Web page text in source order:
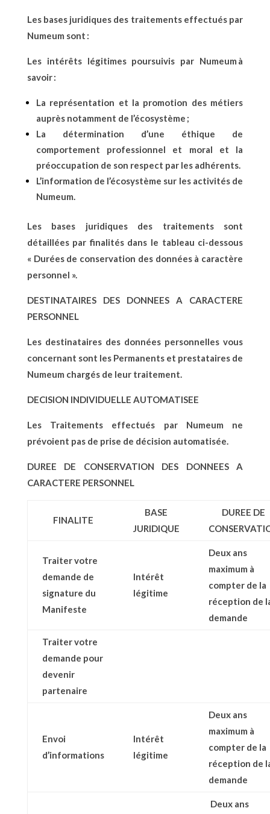
Les bases juridiques des traitements effectués par
Numeum sont :
Les intérêts légitimes poursuivis par Numeum à
savoir :
La représentation et la promotion des métiers
auprès notamment de l’écosystème ;
La détermination d’une éthique de
comportement professionnel et moral et la
préoccupation de son respect par les adhérents.
L’information de l’écosystème sur les activités de
Numeum.
Les bases juridiques des traitements sont
détaillées par finalités dans le tableau ci-dessous
« Durées de conservation des données à caractère
personnel ».
DESTINATAIRES DES DONNEES A CARACTERE
PERSONNEL
Les destinataires des données personnelles vous
concernant sont les Permanents et prestataires de
Numeum chargés de leur traitement.
DECISION INDIVIDUELLE AUTOMATISEE
Les Traitements effectués par Numeum ne
prévoient pas de prise de décision automatisée.
DUREE DE CONSERVATION DES DONNEES A
CARACTERE PERSONNEL
FINALITE
BASE
JURIDIQUE
DUREE DE
Traiter votre
demande de
signature du
Manifeste
Intérêt
légitime
Deux ans
maximum à
compter de la
réception de
demande
Traiter votre
demande pour
devenir
partenaire
Envoi
d’informations
Intérêt
légitime
Deux ans
maximum à
compter de la
réception de
demande
Deux ans